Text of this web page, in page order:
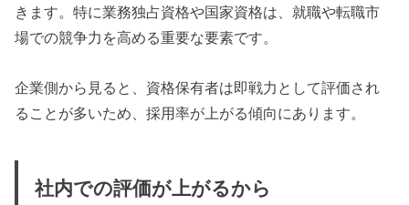
きます。特に業務独占資格や国家資格は、就職や転職市
場での競争力を高める重要な要素です。
企業側から見ると、資格保有者は即戦力として評価され
ることが多いため、採用率が上がる傾向にあります。
社内での評価が上がるから